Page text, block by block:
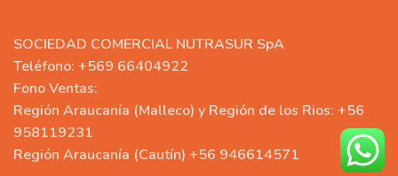
SOCIEDAD COMERCIAL NUTRASUR SpA
Teléfono: +569 66404922
Fono Ventas:
Región Araucanía (Malleco) y Región de los Rios: +56
958119231
Región Araucanía (Cautín) +56 946614571